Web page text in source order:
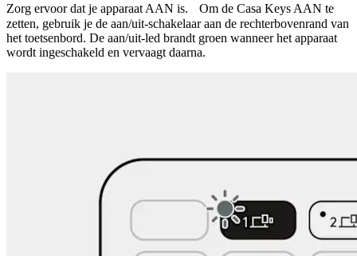
Zorg ervoor dat je apparaat AAN is. Om de Casa Keys AAN te
zetten, gebruik je de aan/uit-schakelaar aan de rechterbovenrand van
het toetsenbord. De aan/uit-led brandt groen wanneer het apparaat
wordt ingeschakeld en vervaagt daarna.